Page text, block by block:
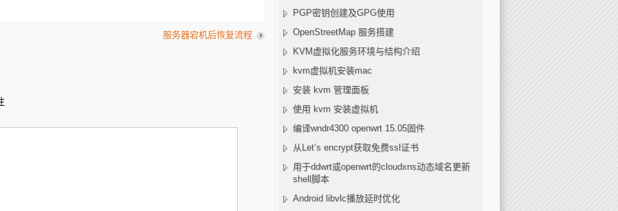
服务器宕机后恢复流程
PGP密钥创建及GPG使用
OpenStreetMap 服务搭建
KVM虚拟化服务环境与结构介绍
kvm虚拟机安装mac
安装 kvm 管理面板
使用 kvm 安装虚拟机
编译wndr4300 openwrt 15.05固件
从Let’s encrypt获取免费ssl证书
用于ddwrt或openwrt的cloudxns动态域名更新
shell脚本
Android libvlc播放延时优化